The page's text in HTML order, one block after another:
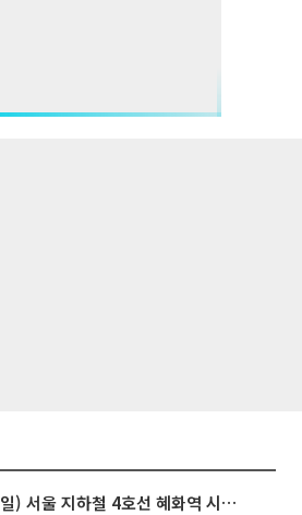
전장연, 오늘(10일) 서울 지하철 4호선 혜화역 시위…1호선 용산역 무정차